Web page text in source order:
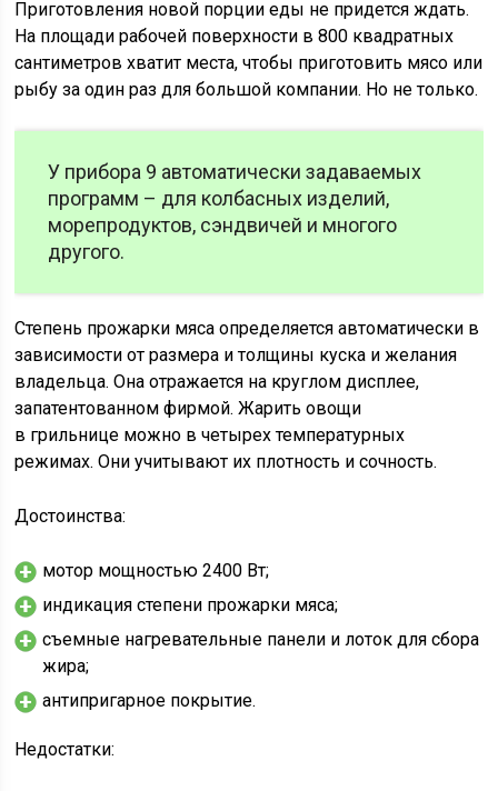
Приготовления новой порции еды не придется ждать.
На площади рабочей поверхности в 800 квадратных
сантиметров хватит места, чтобы приготовить мясо или
рыбу за один раз для большой компании. Но не только.
У прибора 9 автоматически задаваемых
программ – для колбасных изделий,
морепродуктов, сэндвичей и многого
другого.
Степень прожарки мяса определяется автоматически в
зависимости от размера и толщины куска и желания
владельца. Она отражается на круглом дисплее,
запатентованном фирмой. Жарить овощи
в грильнице можно в четырех температурных
режимах. Они учитывают их плотность и сочность.
Достоинства:
мотор мощностью 2400 Вт;
индикация степени прожарки мяса;
съемные нагревательные панели и лоток для сбора
жира;
антипригарное покрытие.
Недостатки: